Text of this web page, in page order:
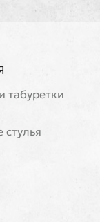
табуретки
стулья